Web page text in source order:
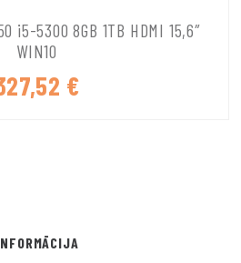
i5-5300 8GB 1TB HDMI 15,6″
WIN10
€